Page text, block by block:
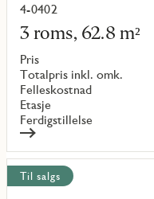
4-0402
3 roms, 62.8 m²
Pris
Totalpris inkl. omk.
Felleskostnad
Etasje
Ferdigstillelse
Les
mer
om
objekt
{objectNumber}
Til salgs